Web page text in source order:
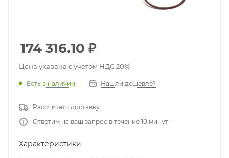
174 316.10 ₽
Цена указана с учетом НДС 20%
Есть в наличии Нашли дешевле?
Рассчитать доставку
Ответим на ваш запрос в течение 10 минут
Характеристики